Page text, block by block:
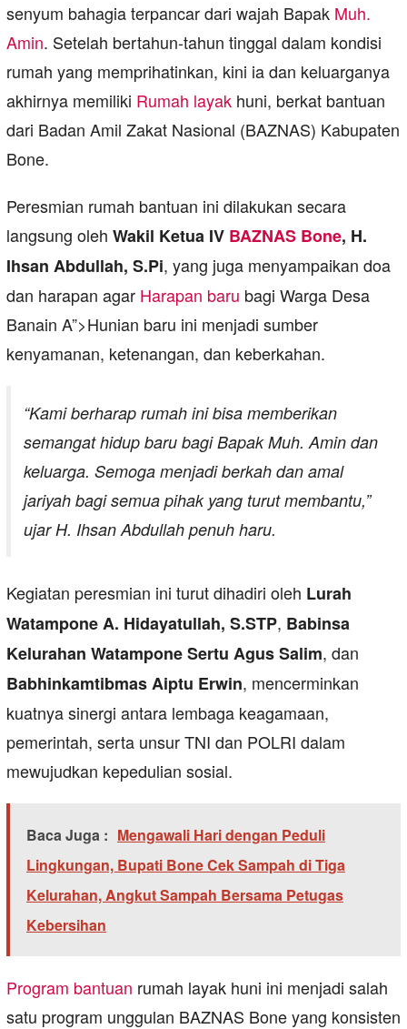
senyum bahagia terpancar dari wajah Bapak Muh.
Amin. Setelah bertahun-tahun tinggal dalam kondisi
rumah yang memprihatinkan, kini ia dan keluarganya
akhirnya memiliki Rumah layak huni, berkat bantuan
dari Badan Amil Zakat Nasional (BAZNAS) Kabupaten
Bone.
Peresmian rumah bantuan ini dilakukan secara
langsung oleh Wakil Ketua IV BAZNAS Bone, H.
Ihsan Abdullah, S.Pi, yang juga menyampaikan doa
dan harapan agar Harapan baru bagi Warga Desa
Banain A”>Hunian baru ini menjadi sumber
kenyamanan, ketenangan, dan keberkahan.
“Kami berharap rumah ini bisa memberikan
semangat hidup baru bagi Bapak Muh. Amin dan
keluarga. Semoga menjadi berkah dan amal
jariyah bagi semua pihak yang turut membantu,”
ujar H. Ihsan Abdullah penuh haru.
Kegiatan peresmian ini turut dihadiri oleh Lurah
Watampone A. Hidayatullah, S.STP, Babinsa
Kelurahan Watampone Sertu Agus Salim, dan
Babhinkamtibmas Aiptu Erwin, mencerminkan
kuatnya sinergi antara lembaga keagamaan,
pemerintah, serta unsur TNI dan POLRI dalam
mewujudkan kepedulian sosial.
Baca Juga : Mengawali Hari dengan Peduli
Lingkungan, Bupati Bone Cek Sampah di Tiga
Kelurahan, Angkut Sampah Bersama Petugas
Kebersihan
Program bantuan rumah layak huni ini menjadi salah
satu program unggulan BAZNAS Bone yang konsisten